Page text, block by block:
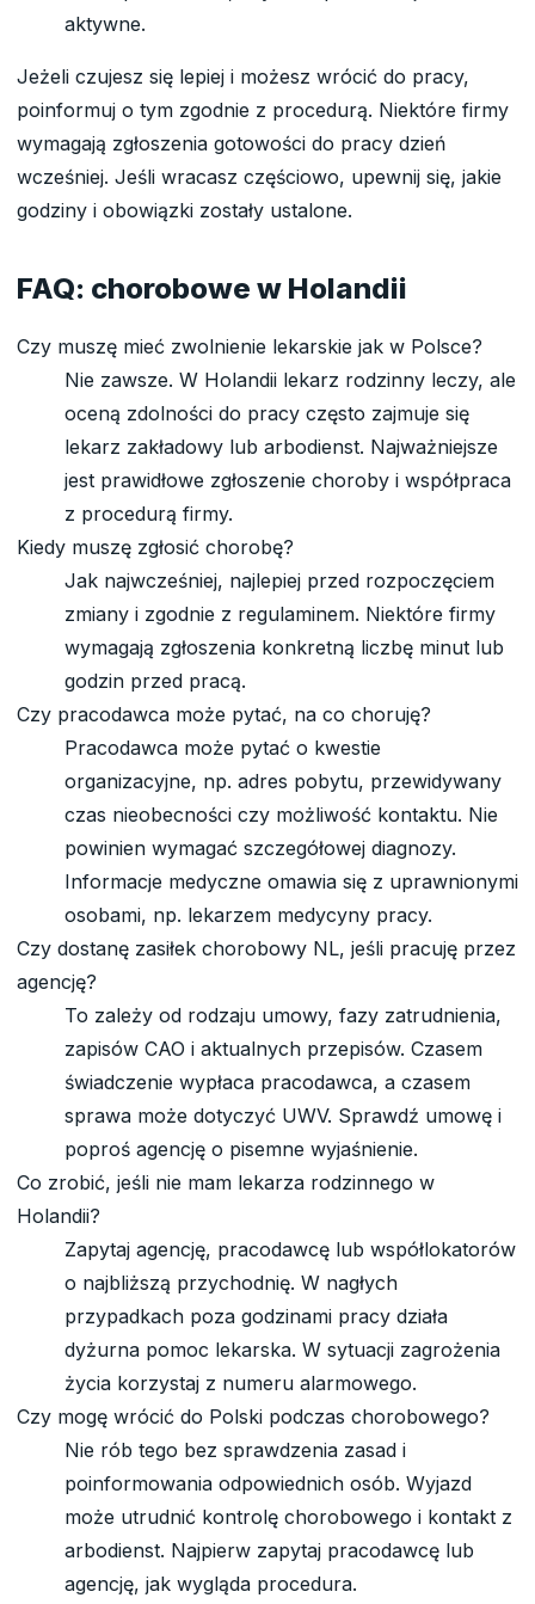
aktywne.
Jeżeli czujesz się lepiej i możesz wrócić do pracy,
poinformuj o tym zgodnie z procedurą. Niektóre firmy
wymagają zgłoszenia gotowości do pracy dzień
wcześniej. Jeśli wracasz częściowo, upewnij się, jakie
godziny i obowiązki zostały ustalone.
FAQ: chorobowe w Holandii
Czy muszę mieć zwolnienie lekarskie jak w Polsce?
Nie zawsze. W Holandii lekarz rodzinny leczy, ale
oceną zdolności do pracy często zajmuje się
lekarz zakładowy lub arbodienst. Najważniejsze
jest prawidłowe zgłoszenie choroby i współpraca
z procedurą firmy.
Kiedy muszę zgłosić chorobę?
Jak najwcześniej, najlepiej przed rozpoczęciem
zmiany i zgodnie z regulaminem. Niektóre firmy
wymagają zgłoszenia konkretną liczbę minut lub
godzin przed pracą.
Czy pracodawca może pytać, na co choruję?
Pracodawca może pytać o kwestie
organizacyjne, np. adres pobytu, przewidywany
czas nieobecności czy możliwość kontaktu. Nie
powinien wymagać szczegółowej diagnozy.
Informacje medyczne omawia się z uprawnionymi
osobami, np. lekarzem medycyny pracy.
Czy dostanę zasiłek chorobowy NL, jeśli pracuję przez
agencję?
To zależy od rodzaju umowy, fazy zatrudnienia,
zapisów CAO i aktualnych przepisów. Czasem
świadczenie wypłaca pracodawca, a czasem
sprawa może dotyczyć UWV. Sprawdź umowę i
poproś agencję o pisemne wyjaśnienie.
Co zrobić, jeśli nie mam lekarza rodzinnego w
Holandii?
Zapytaj agencję, pracodawcę lub współlokatorów
o najbliższą przychodnię. W nagłych
przypadkach poza godzinami pracy działa
dyżurna pomoc lekarska. W sytuacji zagrożenia
życia korzystaj z numeru alarmowego.
Czy mogę wrócić do Polski podczas chorobowego?
Nie rób tego bez sprawdzenia zasad i
poinformowania odpowiednich osób. Wyjazd
może utrudnić kontrolę chorobowego i kontakt z
arbodienst. Najpierw zapytaj pracodawcę lub
agencję, jak wygląda procedura.